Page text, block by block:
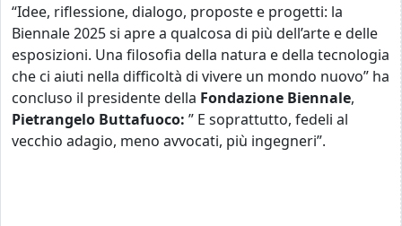
“Idee, riflessione, dialogo, proposte e progetti: la
Biennale 2025 si apre a qualcosa di più dell’arte e delle
esposizioni. Una filosofia della natura e della tecnologia
che ci aiuti nella difficoltà di vivere un mondo nuovo” ha
concluso il presidente della Fondazione Biennale,
Pietrangelo Buttafuoco: ” E soprattutto, fedeli al
vecchio adagio, meno avvocati, più ingegneri”.